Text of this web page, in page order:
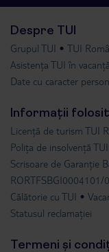
Despre TUI
Grupul TUI TUI
Asistența TUI în
Date cu caracter
Informații
Licență de turism TUI
Polița de insolvență
Scrisoare de Garanție
RORTFSBGI0004101/
Călătorie cu TUI
Statusul reclamației
Termeni și